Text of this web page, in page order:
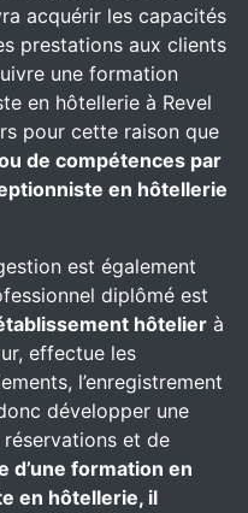
acquérir les capacités
prestations aux clients
une formation
en hôtellerie à Revel
pour cette raison que
de compétences par
en hôtellerie
est également
diplômé est
hôtelier à
effectue les
l’enregistrement
développer une
et de
d’une formation en
en hôtellerie, il